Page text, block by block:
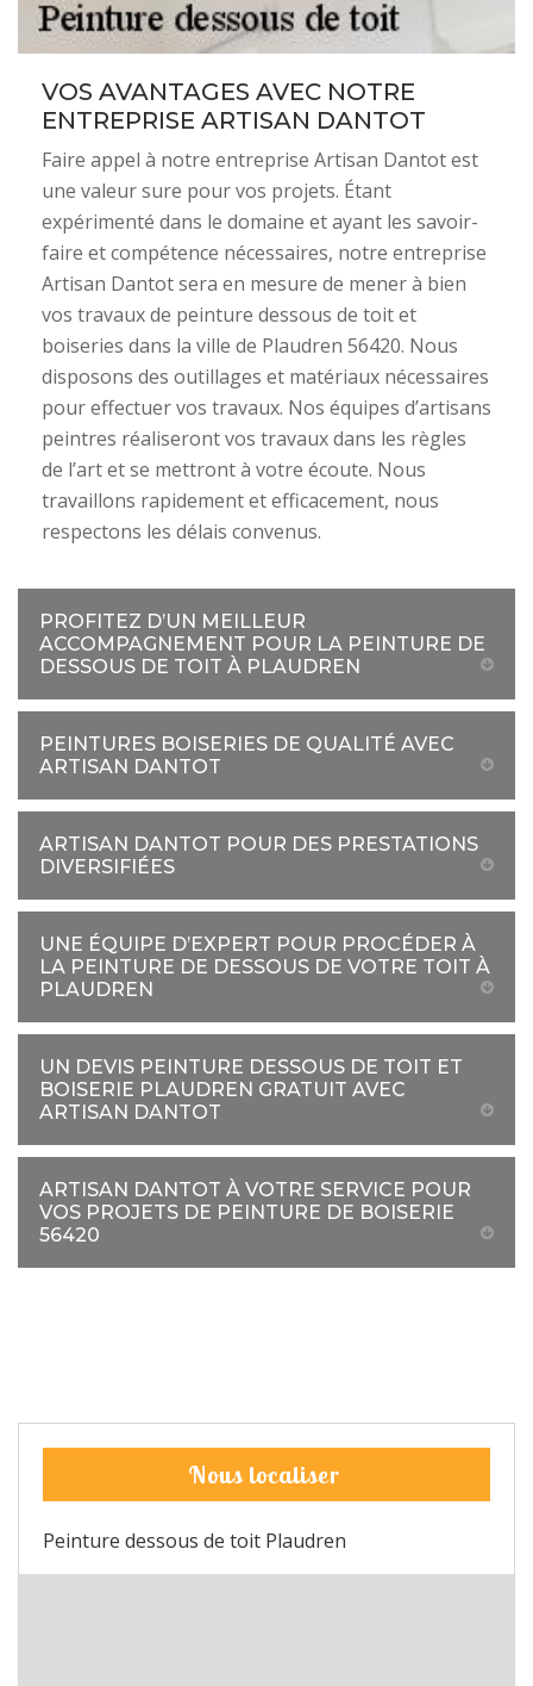
VOS AVANTAGES AVEC NOTRE
ENTREPRISE ARTISAN DANTOT
Faire appel à notre entreprise Artisan Dantot est
une valeur sure pour vos projets. Étant
expérimenté dans le domaine et ayant les savoir-
faire et compétence nécessaires, notre entreprise
Artisan Dantot sera en mesure de mener à bien
vos travaux de peinture dessous de toit et
boiseries dans la ville de Plaudren 56420. Nous
disposons des outillages et matériaux nécessaires
pour effectuer vos travaux. Nos équipes d’artisans
peintres réaliseront vos travaux dans les règles
de l’art et se mettront à votre écoute. Nous
travaillons rapidement et efficacement, nous
respectons les délais convenus.
PROFITEZ D’UN MEILLEUR
ACCOMPAGNEMENT POUR LA PEINTURE DE
DESSOUS DE TOIT À PLAUDREN
PEINTURES BOISERIES DE QUALITÉ AVEC
ARTISAN DANTOT
ARTISAN DANTOT POUR DES PRESTATIONS
DIVERSIFIÉES
UNE ÉQUIPE D’EXPERT POUR PROCÉDER À
LA PEINTURE DE DESSOUS DE VOTRE TOIT À
PLAUDREN
UN DEVIS PEINTURE DESSOUS DE TOIT ET
BOISERIE PLAUDREN GRATUIT AVEC
ARTISAN DANTOT
ARTISAN DANTOT À VOTRE SERVICE POUR
VOS PROJETS DE PEINTURE DE BOISERIE
56420
Nous localiser
Peinture dessous de toit Plaudren